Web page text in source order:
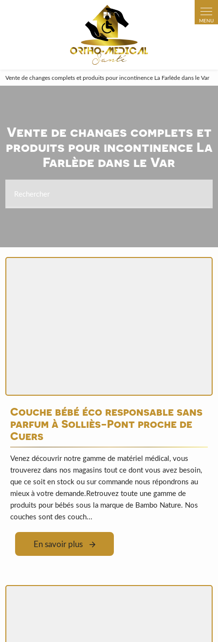
Vente de changes complets et produits pour incontinence La Farlède dans le Var
Vente de changes complets et
produits pour incontinence La
Farlède dans le Var
Rechercher
Couche bébé éco responsable sans
parfum à Solliès-Pont proche de
Cuers
Venez découvrir notre gamme de matériel médical, vous
trouverez dans nos magasins tout ce dont vous avez besoin,
que ce soit en stock ou sur commande nous répondrons au
mieux à votre demande.Retrouvez toute une gamme de
produits pour bébés sous la marque de Bambo Nature. Nos
couches sont des couch...
En savoir plus